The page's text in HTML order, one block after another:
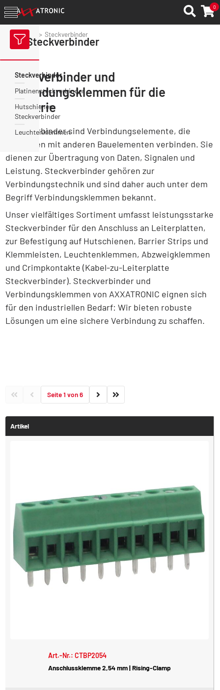
0
Axxatronic Steckverbinder
Steckverbinder und
Verbindungsklemmen für die
Industrie
Steckverbinder sind Verbindungselemente, die
Leitungen mit anderen Bauelementen verbinden. Sie
dienen zur Übertragung von Daten, Signalen und
Leistung. Steckverbinder gehören zur
Verbindungstechnik und sind daher auch unter dem
Begriff Verbindungsklemmen bekannt.
Unser vielfältiges Sortiment umfasst leistungsstarke
Steckverbinder für den Anschluss an Leiterplatten,
zur Befestigung auf Hutschienen, Barrier Strips und
Klemmleisten, Leuchtenklemmen, Abzweigklemmen
und Crimpkontakte (Kabel-zu-Leiterplatte
Steckverbinder). Steckverbinder und
Verbindungsklemmen von AXXATRONIC eignen sich
für den industriellen Bedarf: Wir bieten robuste
Lösungen um eine sichere Verbindung zu schaffen.
Seite 1 von 6
Artikel
Art.-Nr.: CTBP2054
Anschlussklemme 2,54 mm | Rising-Clamp
Steckverbinder
Steckverbinder
Platinensteckverbinder
Hutschienen-
Steckverbinder
Leuchtenklemmen